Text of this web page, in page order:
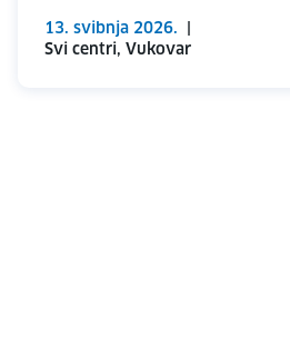
13. svibnja 2026.
Svi centri, Vukovar